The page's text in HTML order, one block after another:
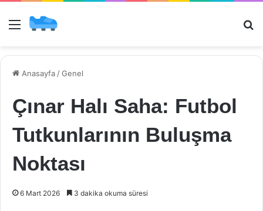
Menü
Anasayfa /Genel
Çınar Halı Saha: Futbol
Tutkunlarının Buluşma
Noktası
6 Mart 2026 3 dakika okuma süresi